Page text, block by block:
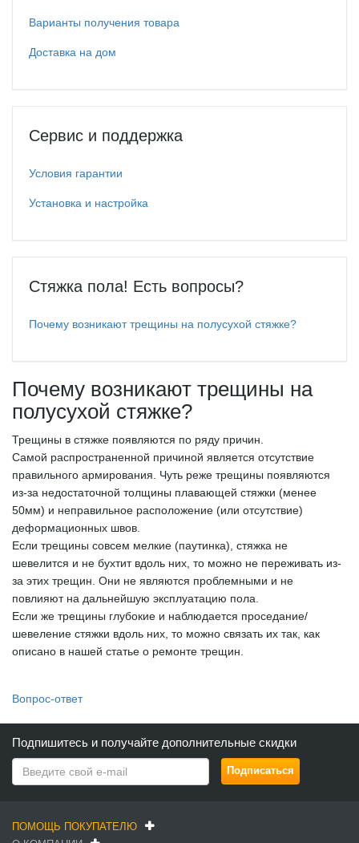
Варианты получения товара
Доставка на дом
Сервис и поддержка
Условия гарантии
Установка и настройка
Стяжка пола! Есть вопросы?
Почему возникают трещины на полусухой стяжке?
Почему возникают трещины на
полусухой стяжке?
Трещины в стяжке появляются по ряду причин.
Самой распространенной причиной является отсутствие
правильного армирования. Чуть реже трещины появляются
из-за недостаточной толщины плавающей стяжки (менее
50мм) и неправильное расположение (или отсутствие)
деформационных швов.
Если трещины совсем мелкие (паутинка), стяжка не
шевелится и не бухтит вдоль них, то можно не переживать из-
за этих трещин. Они не являются проблемными и не
повлияют на дальнейшую эксплуатацию пола.
Если же трещины глубокие и наблюдается проседание/
шевеление стяжки вдоль них, то можно связать их так, как
описано в нашей статье о ремонте трещин.
Вопрос-ответ
Подпишитесь и получайте дополнительные скидки
ПОМОЩЬ ПОКУПАТЕЛЮ